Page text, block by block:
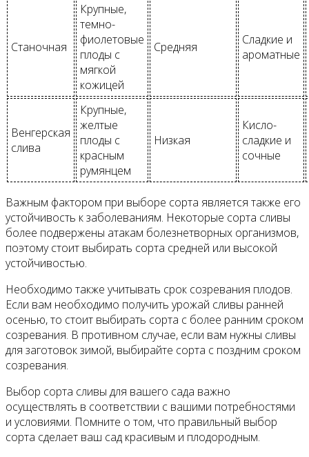
Станочная
Крупные,
темно-
фиолетовые
плоды с
мягкой
кожицей
Средняя
Сладкие и
ароматные
Венгерская
слива
Крупные,
желтые
плоды с
красным
румянцем
Низкая
Кисло-
сладкие и
сочные
Важным фактором при выборе сорта является также его
устойчивость к заболеваниям. Некоторые сорта сливы
более подвержены атакам болезнетворных организмов,
поэтому стоит выбирать сорта средней или высокой
устойчивостью.
Необходимо также учитывать срок созревания плодов.
Если вам необходимо получить урожай сливы ранней
осенью, то стоит выбирать сорта с более ранним сроком
созревания. В противном случае, если вам нужны сливы
для заготовок зимой, выбирайте сорта с поздним сроком
созревания.
Выбор сорта сливы для вашего сада важно
осуществлять в соответствии с вашими потребностями
и условиями. Помните о том, что правильный выбор
сорта сделает ваш сад красивым и плодородным.